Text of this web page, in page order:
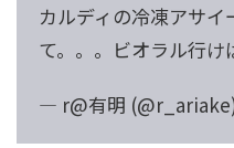
カルディの冷凍アサイ
て。。。ビオラル行
— r@有明